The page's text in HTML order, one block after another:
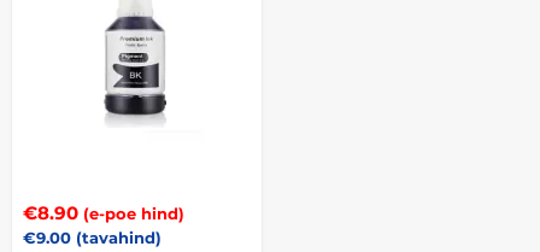
€8.90 (e-poe hind)
€9.00 (tavahind)